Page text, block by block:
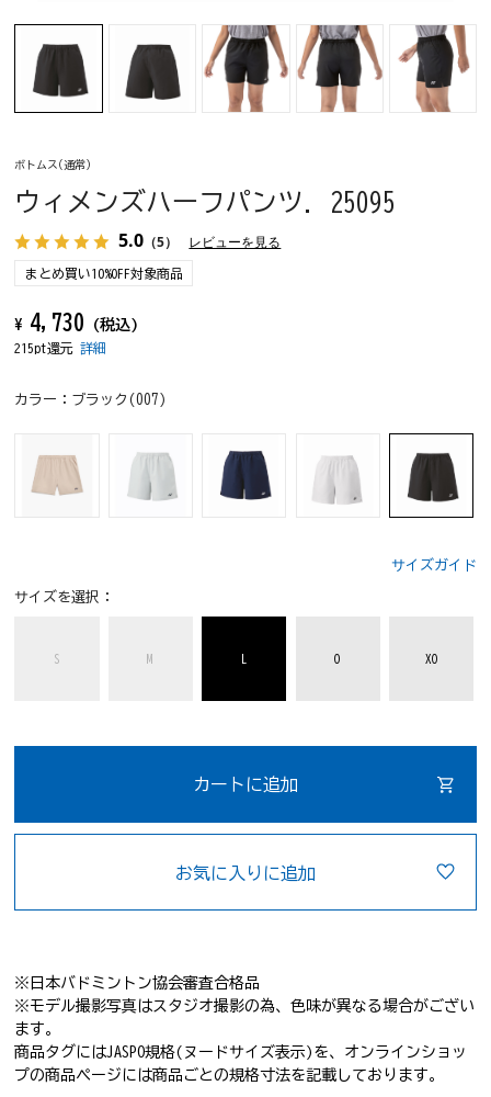
ボトムス(通常)
ウィメンズハーフパンツ. 25095
5.0 （5） レビューを見る
まとめ買い10%OFF対象商品
¥ 4,730 (税込)
215pt還元詳細
カラー： ブラック(007)
サイズガイド
サイズを選択：
S M O XO
カートに追加
お気に入りに追加
※日本バドミントン協会審査合格品
※モデル撮影写真はスタジオ撮影の為、色味が異なる場合がござい
ます。
商品タグにはJASPO規格(ヌードサイズ表示)を、オンラインショッ
プの商品ページには商品ごとの規格寸法を記載しております。